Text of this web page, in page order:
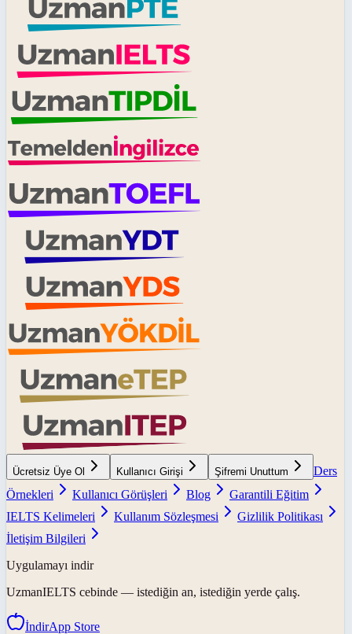
Ücretsiz Üye Ol Kullanıcı Girişi Şifremi Unuttum
Ders
Örnekleri
Kullanıcı Görüşleri Blog
Garantili Eğitim
IELTS Kelimeleri
Kullanım Sözleşmesi
Gizlilik Politikası
İletişim Bilgileri
Uygulamayı indir
UzmanIELTS cebinde — istediğin an, istediğin yerde çalış.
İndirApp Store